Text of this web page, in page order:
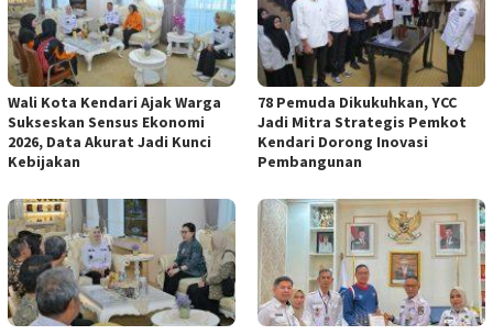
Wali Kota Kendari Ajak Warga
Sukseskan Sensus Ekonomi
2026, Data Akurat Jadi Kunci
Kebijakan
78 Pemuda Dikukuhkan, YCC
Jadi Mitra Strategis Pemkot
Kendari Dorong Inovasi
Pembangunan